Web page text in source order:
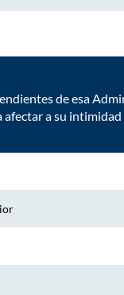
de esa
a su